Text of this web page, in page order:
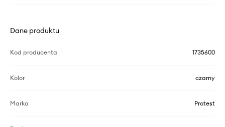
Dane produktu
Kod producenta 1735600
Kolor czarny
Marka Protest